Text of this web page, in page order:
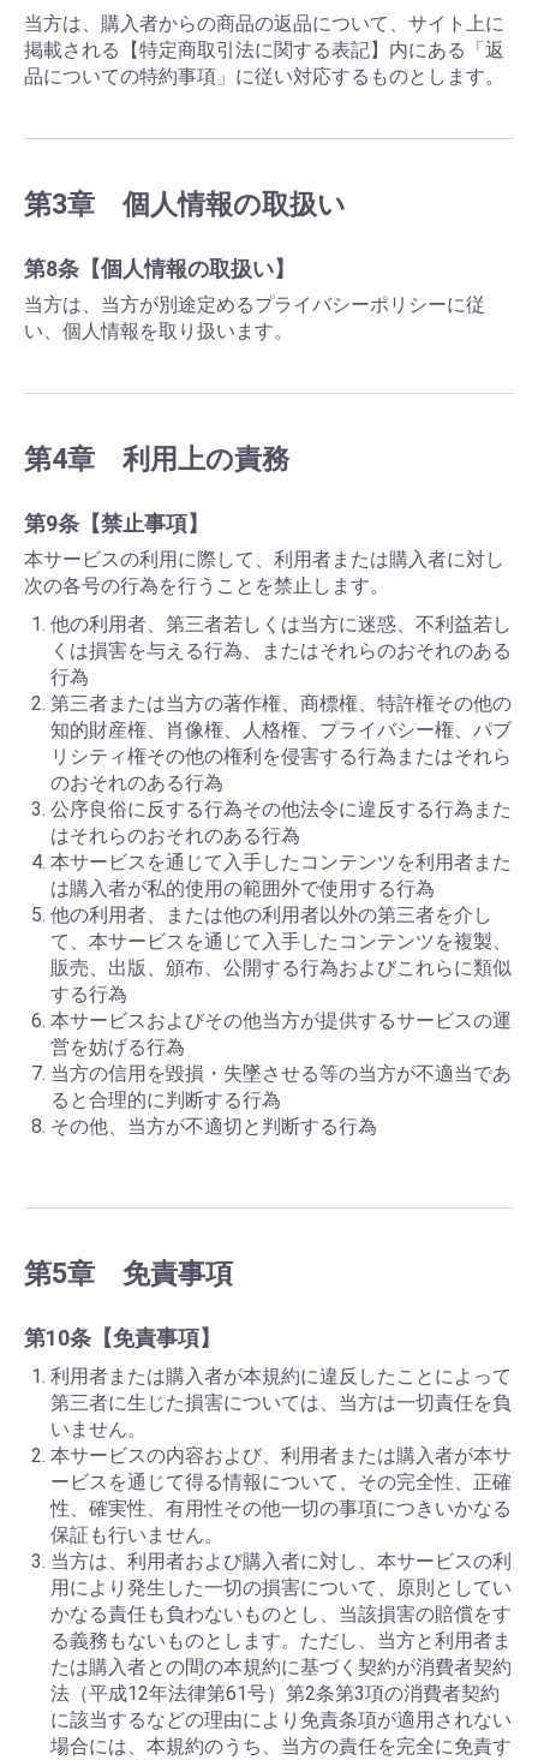
当方は、購入者からの商品の返品について、サイト上に
掲載される【特定商取引法に関する表記】内にある「返
品についての特約事項」に従い対応するものとします。
第3章 個人情報の取扱い
第8条【個人情報の取扱い】
当方は、当方が別途定めるプライバシーポリシーに従
い、個人情報を取り扱います。
第4章 利用上の責務
第9条【禁止事項】
本サービスの利用に際して、利用者または購入者に対し
次の各号の行為を行うことを禁止します。
他の利用者、第三者若しくは当方に迷惑、不利益若し
くは損害を与える行為、またはそれらのおそれのある
行為
第三者または当方の著作権、商標権、特許権その他の
知的財産権、肖像権、人格権、プライバシー権、パブ
リシティ権その他の権利を侵害する行為またはそれら
のおそれのある行為
公序良俗に反する行為その他法令に違反する行為また
はそれらのおそれのある行為
本サービスを通じて入手したコンテンツを利用者また
は購入者が私的使用の範囲外で使用する行為
他の利用者、または他の利用者以外の第三者を介し
て、本サービスを通じて入手したコンテンツを複製、
販売、出版、頒布、公開する行為およびこれらに類似
する行為
本サービスおよびその他当方が提供するサービスの運
営を妨げる行為
当方の信用を毀損・失墜させる等の当方が不適当であ
ると合理的に判断する行為
その他、当方が不適切と判断する行為
第5章 免責事項
第10条【免責事項】
利用者または購入者が本規約に違反したことによって
第三者に生じた損害については、当方は一切責任を負
いません。
本サービスの内容および、利用者または購入者が本サ
ービスを通じて得る情報について、その完全性、正確
性、確実性、有用性その他一切の事項につきいかなる
保証も行いません。
当方は、利用者および購入者に対し、本サービスの利
用により発生した一切の損害について、原則としてい
かなる責任も負わないものとし、当該損害の賠償をす
る義務もないものとします。ただし、当方と利用者ま
たは購入者との間の本規約に基づく契約が消費者契約
法（平成12年法律第61号）第2条第3項の消費者契約
に該当するなどの理由により免責条項が適用されない
場合には、本規約のうち、当方の責任を完全に免責す